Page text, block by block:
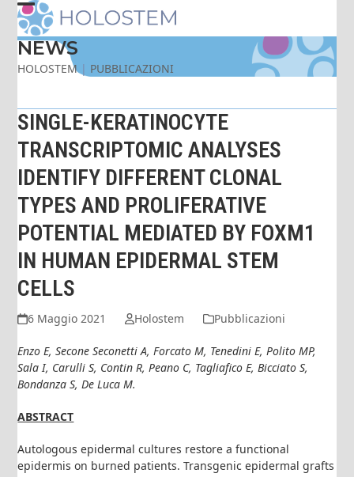
Skip
content
Open
mobile
menu
Close
mobile
menu
NEWS
HOLOSTEM| PUBBLICAZIONI
SINGLE-KERATINOCYTE
TRANSCRIPTOMIC ANALYSES
IDENTIFY DIFFERENT CLONAL
TYPES AND PROLIFERATIVE
POTENTIAL MEDIATED BY FOXM1
IN HUMAN EPIDERMAL STEM
CELLS
6 Maggio 2021 Holostem Pubblicazioni
Enzo E, Secone Seconetti A, Forcato M, Tenedini E, Polito MP,
Sala I, Carulli S, Contin R, Peano C, Tagliafico E, Bicciato S,
Bondanza S, De Luca M.
ABSTRACT
Autologous epidermal cultures restore a functional
epidermis on burned patients. Transgenic epidermal grafts